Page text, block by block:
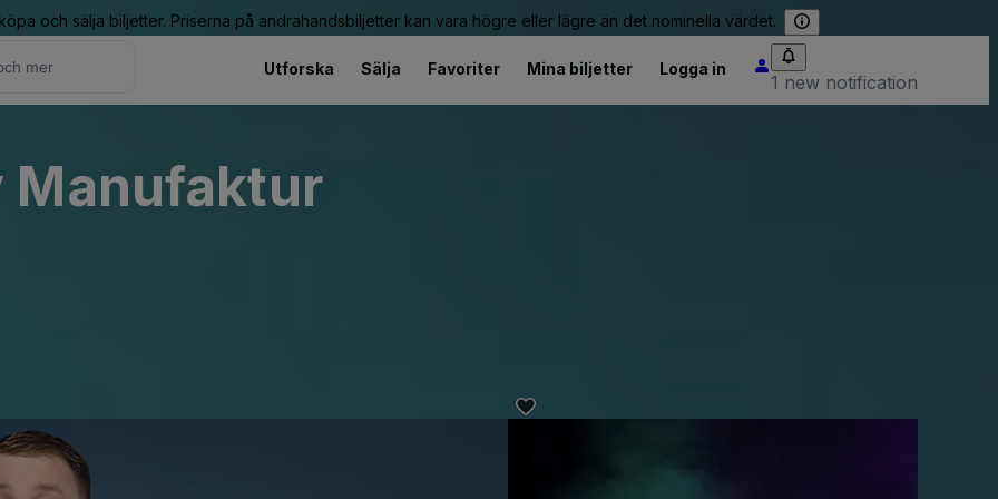
och sälja biljetter. Priserna på andrahandsbiljetter kan vara högre eller lägre än det nominella värdet.
Utforska Sälja Favoriter Mina biljetter Logga in
1 new notification
Manufaktur